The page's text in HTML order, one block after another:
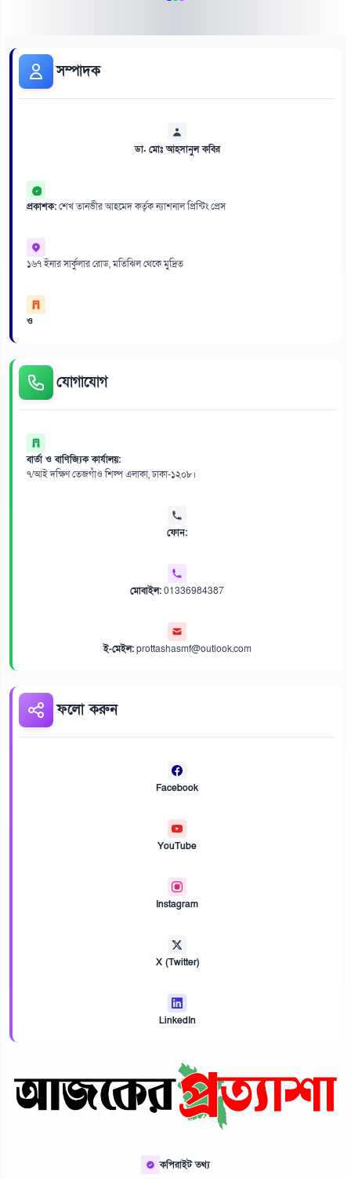
সম্পাদক
ডা. মোঃ আহসানুল কবির
প্রকাশক:শেখ তানভীর আহমেদ কর্তৃক ন্যাশনাল প্রিন্টিং প্রেস
১৬৭ ইনার সার্কুলার রোড, মতিঝিল থেকে মুদ্রিত
ও
যোগাযোগ
বার্তা ও বাণিজ্যিক কার্যালয়:
৭/আই দক্ষিণ তেজগাঁও শিল্প এলাকা, ঢাকা-১২০৮।
ফোন:
মোবাইল:01336984387
ই-মেইল:prottashasmf@outlook.com
ফলো করুন
Facebook
YouTube
Instagram
X (Twitter)
LinkedIn
কপিরাইট তথ্য